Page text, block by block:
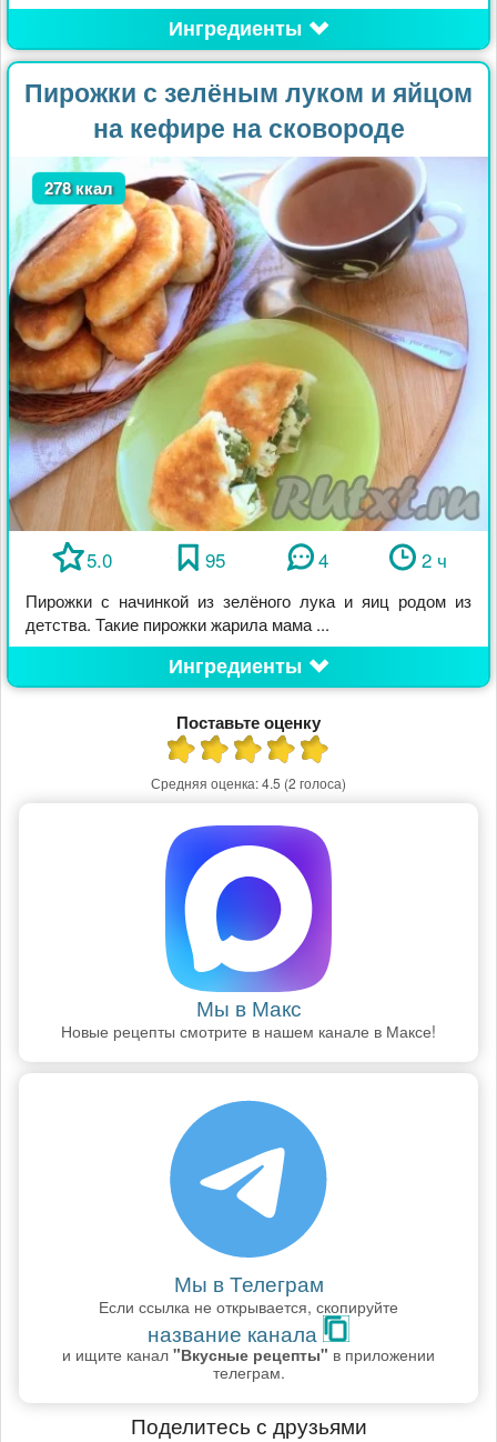
Ингредиенты
Пирожки с зелёным луком и яйцом
на кефире на сковороде
278 ккал
5.0 95 4 2 ч
Пирожки с начинкой из зелёного лука и яиц родом из
детства. Такие пирожки жарила мама ...
Ингредиенты
Поставьте оценку
Средняя оценка:4.5 (2 голоса)
Мы в Макс
Новые рецепты смотрите в нашем канале в Максе!
Мы в Телеграм
Если ссылка не открывается, скопируйте
название канала
и ищите канал "Вкусные рецепты" в приложении
телеграм.
Поделитесь с друзьями